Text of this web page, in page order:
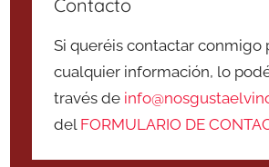
Contacto
Si queréis contactar conmigo
cualquier información, lo
través de
del FORMULARIO DE